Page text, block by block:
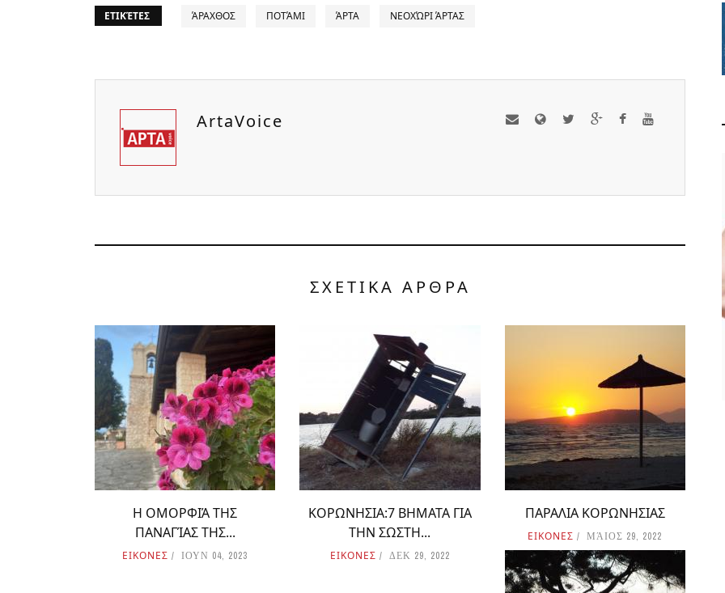
ΕΤΙΚΈΤΕΣ ΆΡΑΧΘΟΣ ΠΟΤΆΜΙ ΆΡΤΑ ΝΕΟΧΏΡΙ ΆΡΤΑΣ
ArtaVoice
ΣΧΕΤΙΚΑ ΑΡΘΡΑ
Η ΟΜΟΡΦΙΆ ΤΗΣ
ΠΑΝΑΓΊΑΣ ΤΗΣ...
ΕΙΚΟΝΕΣ ΙΟΥΝ 04, 2023
ΚΟΡΩΝΗΣΙΑ:7 ΒΗΜΑΤΑ ΓΙΑ
ΤΗΝ ΣΩΣΤΗ...
ΕΙΚΟΝΕΣ ΔΕΚ 29, 2022
ΠΑΡΑΛΙΑ ΚΟΡΩΝΗΣΙΑΣ
ΕΙΚΟΝΕΣ ΜΆΙΟΣ 29, 2022
ΟΛΑ ΟΣΑ ΠΡΕΠΕΙ ΝΑ